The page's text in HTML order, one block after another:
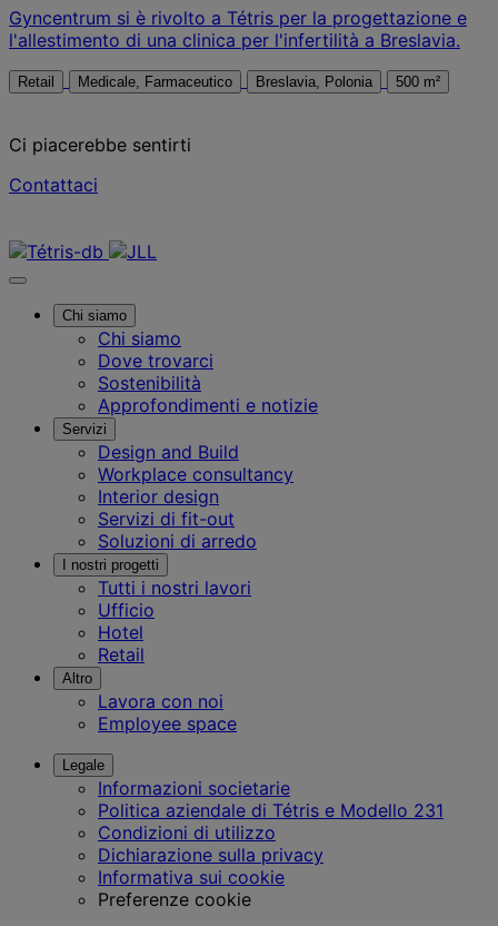
Gyncentrum si è rivolto a Tétris per la progettazione e
l'allestimento di una clinica per l'infertilità a Breslavia.
Retail Medicale, Farmaceutico Breslavia, Polonia 500 m²
Ci piacerebbe sentirti
Contattaci
Chi siamo
Chi siamo
Dove trovarci
Sostenibilità
Approfondimenti e notizie
Servizi
Design and Build
Workplace consultancy
Interior design
Servizi di fit-out
Soluzioni di arredo
I nostri progetti
Tutti i nostri lavori
Ufficio
Hotel
Retail
Altro
Lavora con noi
Employee space
Legale
Informazioni societarie
Politica aziendale di Tétris e Modello 231
Condizioni di utilizzo
Dichiarazione sulla privacy
Informativa sui cookie
Preferenze cookie